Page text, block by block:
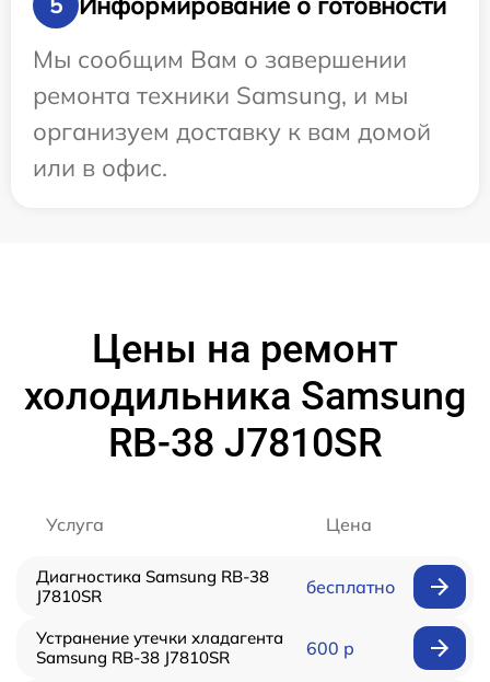
Мы сообщим Вам о завершении
ремонта техники Samsung, и мы
организуем доставку к вам домой
или в офис.
Цены на ремонт
холодильника Samsung
RB-38 J7810SR
Услуга Цена
Диагностика Samsung RB-38
J7810SR
бесплатно
Устранение утечки хладагента
Samsung RB-38 J7810SR
600 р